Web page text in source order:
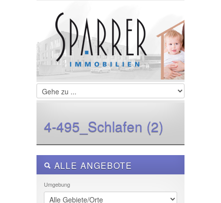
LOGIN
Username :
Password :
Register |Recover Password
4-495_Schlafen (2)
ALLE ANGEBOTE
Umgebung